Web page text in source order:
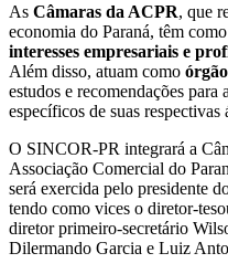
As Câmaras da ACPR, que
economia do Paraná, têm
interesses empresariais e
Além disso, atuam como
estudos e recomendações para
específicos de suas respectivas
O SINCOR-PR integrará a
Associação Comercial do
será exercida pelo presidente
tendo como vices o diretor-
diretor primeiro-secretário
Dilermando Garcia e Luiz